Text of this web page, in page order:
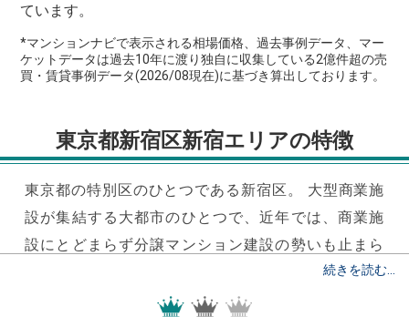
ています。
*マンションナビで表示される相場価格、過去事例データ、マー
ケットデータは過去10年に渡り独自に収集している2億件超の売
買・賃貸事例データ(2026/08現在)に基づき算出しております。
東京都新宿区新宿エリアの特徴
東京都の特別区のひとつである新宿区。
大型商業施
設が集結する大都市のひとつで、近年では、商業施
設にとどまらず分譲マンション建設の勢いも止まら
新宿エリアの特
徴といえば「1日あたりの利用者数」です。山手線・